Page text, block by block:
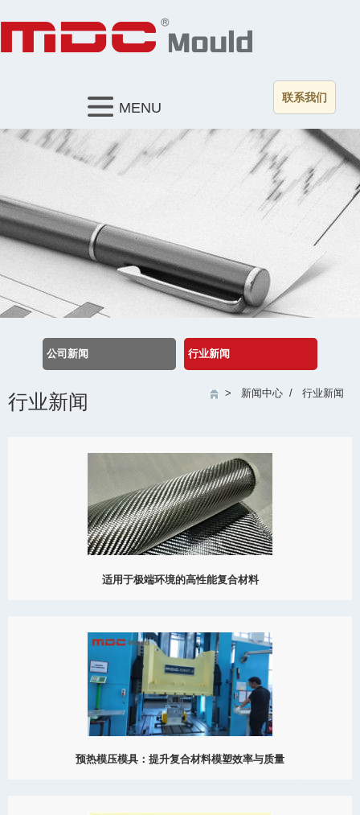
联系我们
MENU
公司新闻 行业新闻
行业新闻 > 新闻中心 / 行业新闻
适用于极端环境的高性能复合材料
View Detail
11/14
2025
预热模压模具：提升复合材料模塑效率与质量